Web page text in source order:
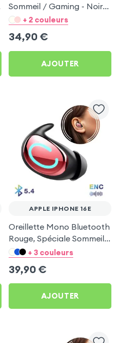
Sommeil / Gaming - Noir
pour Apple iPhone 16e
+ 2 couleurs
34,90 €
AJOUTER
APPLE IPHONE 16E
Oreillette Mono Bluetooth
Rouge, Spéciale Sommeil
pour Apple iPhone 16e
+ 3 couleurs
39,90 €
AJOUTER